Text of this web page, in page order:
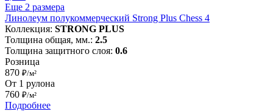
Еще 2 размера
Линолеум полукоммерческий Strong Plus Chess 4
Коллекция: STRONG PLUS
Толщина общая, мм.: 2.5
Толщина защитного слоя: 0.6
Розница
870 ₽/м²
От 1 рулона
760 ₽/м²
Подробнее